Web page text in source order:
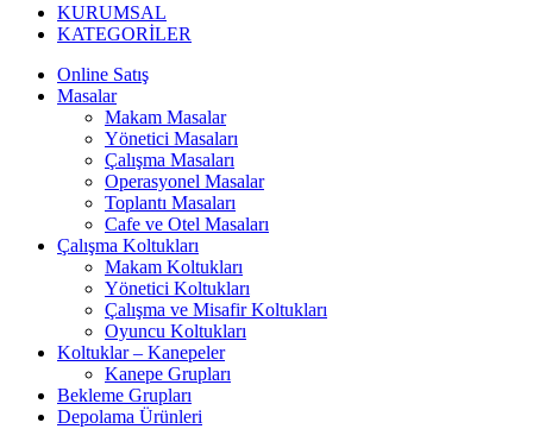
KURUMSAL
KATEGORİLER
Online Satış
Masalar
Makam Masalar
Yönetici Masaları
Çalışma Masaları
Operasyonel Masalar
Toplantı Masaları
Cafe ve Otel Masaları
Çalışma Koltukları
Makam Koltukları
Yönetici Koltukları
Çalışma ve Misafir Koltukları
Oyuncu Koltukları
Koltuklar – Kanepeler
Kanepe Grupları
Bekleme Grupları
Depolama Ürünleri